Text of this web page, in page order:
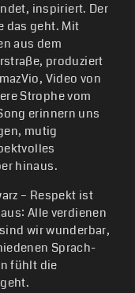
inspiriert. Der
das geht. Mit
aus dem
produziert
Video von
Strophe vom
erinnern uns
mutig
hinaus.
– Respekt ist
Alle verdienen
wir wunderbar,
Sprach-
fühlt die